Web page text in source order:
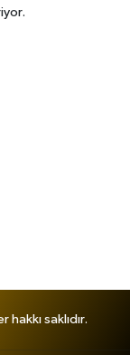
saklıdır.